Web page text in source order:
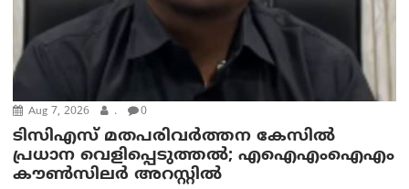
Aug 7, 2026 . 0
ടിസിഎസ് മതപരിവർത്തന കേസിൽ
പ്രധാന വെളിപ്പെടുത്തൽ; എഐഎംഐഎം
കൗൺസിലർ അറസ്റ്റിൽ